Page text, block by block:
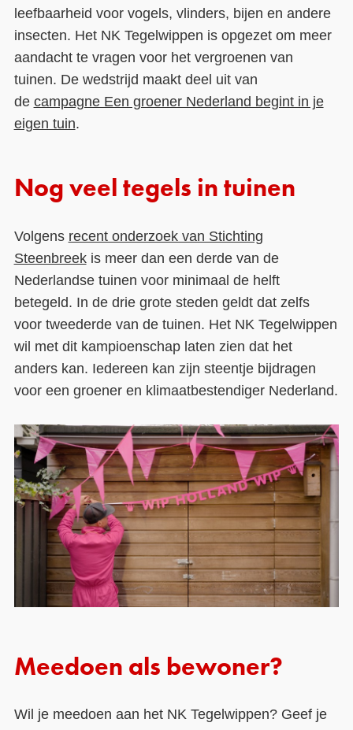
leefbaarheid voor vogels, vlinders, bijen en andere
insecten. Het NK Tegelwippen is opgezet om meer
aandacht te vragen voor het vergroenen van
tuinen. De wedstrijd maakt deel uit van
de campagne Een groener Nederland begint in je
eigen tuin.
Nog veel tegels in tuinen
Volgens recent onderzoek van Stichting
Steenbreekis meer dan een derde van de
Nederlandse tuinen voor minimaal de helft
betegeld. In de drie grote steden geldt dat zelfs
voor tweederde van de tuinen. Het NK Tegelwippen
wil met dit kampioenschap laten zien dat het
anders kan. Iedereen kan zijn steentje bijdragen
voor een groener en klimaatbestendiger Nederland.
Meedoen als bewoner?
Wil je meedoen aan het NK Tegelwippen? Geef je